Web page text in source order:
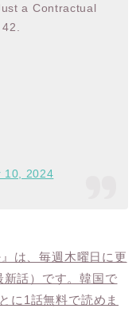
a Contractual
10, 2024
は、毎週木曜日に更
話）です。韓国で
に1話無料で読めま